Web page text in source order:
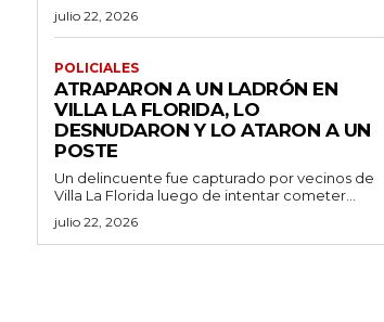
julio 22, 2026
POLICIALES
ATRAPARON A UN LADRÓN EN
VILLA LA FLORIDA, LO
DESNUDARON Y LO ATARON A UN
POSTE
Un delincuente fue capturado por vecinos de
Villa La Florida luego de intentar cometer...
julio 22, 2026